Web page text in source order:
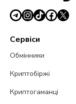
Сервіси
Обмінники
Криптобіржі
Криптогаманці